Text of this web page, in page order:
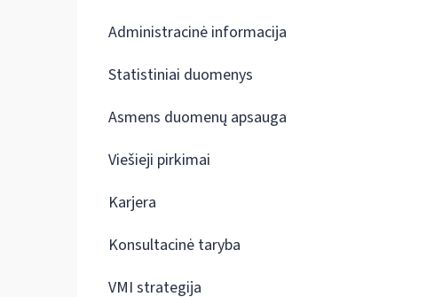
Administracinė informacija
Statistiniai duomenys
Asmens duomenų apsauga
Viešieji pirkimai
Karjera
Konsultacinė taryba
VMI strategija